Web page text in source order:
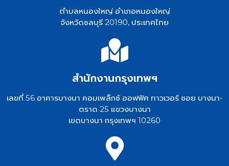
ตำบลหนองใหญ่ อำเภอหนองใหญ่
จังหวัดชลบุรี 20190, ประเทศไทย
สำนักงานกรุงเทพฯ
เลขที่ 56 อาคารบางนา คอมเพล็กซ์ ออฟฟิศ ทาวเวอร์ ซอย บางนา-
ตราด 25 แขวงบางนา
เขตบางนา กรุงเทพฯ 10260